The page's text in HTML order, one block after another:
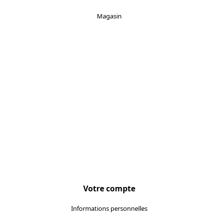
Magasin
Votre compte
Informations personnelles